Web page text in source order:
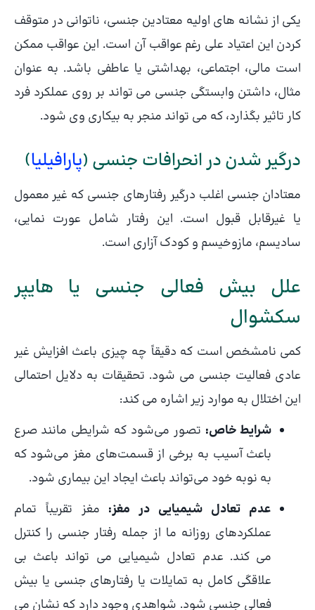
یکی از نشانه های اولیه معتادین جنسی، ناتوانی در متوقف
کردن این اعتیاد علی رغم عواقب آن است. این عواقب ممکن
است مالی، اجتماعی، بهداشتی یا عاطفی باشد. به عنوان
مثال، داشتن وابستگی جنسی می تواند بر روی عملکرد فرد
کار تاثیر بگذارد، که می تواند منجر به بیکاری وی شود.
درگیر شدن در انحرافات جنسی (پارافیلیا)
معتادان جنسی اغلب درگیر رفتارهای جنسی که غیر معمول
یا غیرقابل قبول است. این رفتار شامل عورت نمایی،
سادیسم، مازوخیسم و کودک آزاری است.
علل بیش فعالی جنسی یا هایپر
سکشوال
کمی نامشخص است که دقیقاً چه چیزی باعث افزایش غیر
عادی فعالیت جنسی می شود. تحقیقات به دلایل احتمالی
این اختلال به موارد زیر اشاره می کند:
شرایط خاص: تصور می‌شود که شرایطی مانند صرع
باعث آسیب به برخی از قسمت‌های مغز می‌شود که
به نوبه خود می‌تواند باعث ایجاد این بیماری شود.
عدم تعادل شیمیایی در مغز: مغز تقریباً تمام
عملکردهای روزانه ما از جمله رفتار جنسی را کنترل
می کند. عدم تعادل شیمیایی می تواند باعث بی
علاقگی کامل به تمایلات یا رفتارهای جنسی یا بیش
فعالی جنسی شود. شواهدی وجود دارد که نشان می